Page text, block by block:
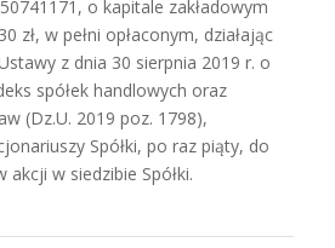
o kapitale zakładowym
zł, w pełni opłaconym, działając
z dnia 30 sierpnia 2019 r. o
spółek handlowych oraz
(Dz.U. 2019 poz. 1798),
Spółki, po raz piąty, do
akcji w siedzibie Spółki.